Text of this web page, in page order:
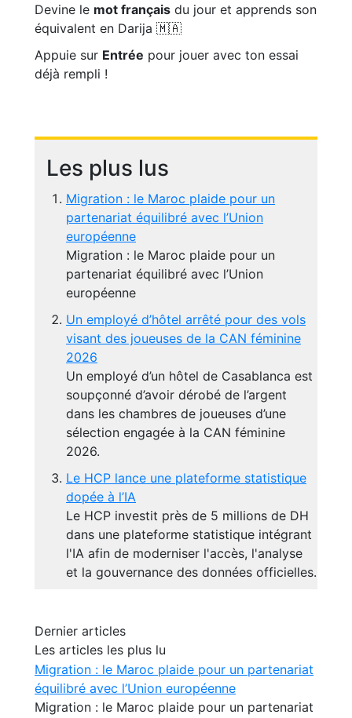
Devine le mot français du jour et apprends son
équivalent en Darija 🇲🇦
Appuie sur Entrée pour jouer avec ton essai
déjà rempli !
Les plus lus
Migration : le Maroc plaide pour un
partenariat équilibré avec l’Union
européenne
Migration : le Maroc plaide pour un
partenariat équilibré avec l’Union
européenne
Un employé d’hôtel arrêté pour des vols
visant des joueuses de la CAN féminine
2026
Un employé d’un hôtel de Casablanca est
soupçonné d’avoir dérobé de l’argent
dans les chambres de joueuses d’une
sélection engagée à la CAN féminine
2026.
Le HCP lance une plateforme statistique
dopée à l’IA
Le HCP investit près de 5 millions de DH
dans une plateforme statistique intégrant
l'IA afin de moderniser l'accès, l'analyse
et la gouvernance des données officielles.
Dernier articles
Les articles les plus lu
Migration : le Maroc plaide pour un partenariat
équilibré avec l’Union européenne
Migration : le Maroc plaide pour un partenariat